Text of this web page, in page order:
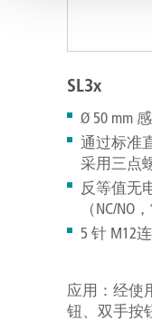
SL3x
Ø 50 mm
通过标准
采用三点
反等值无
（NC/NO
5 针 M12
应用：经使
钮、双手按